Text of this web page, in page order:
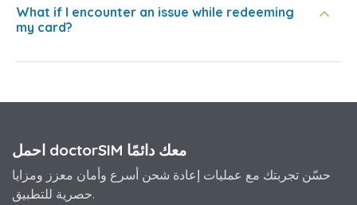
What if I encounter an issue while redeeming
my card?
احمل doctorSIM معك دائمًا
حسّن تجربتك مع عمليات إعادة شحن أسرع وأمان معزز ومزايا
حصرية للتطبيق.